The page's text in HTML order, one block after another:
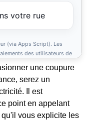
une coupure
serez un
Il est
point en appelant
vous explicite les